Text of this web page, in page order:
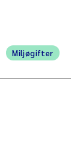
Miljøgifter